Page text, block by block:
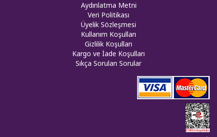
Aydınlatma Metni
Veri Politikası
Üyelik Sözleşmesi
Kullanım Koşulları
Gizlilik Koşulları
Kargo ve İade Koşulları
Sıkça Sorulan Sorular